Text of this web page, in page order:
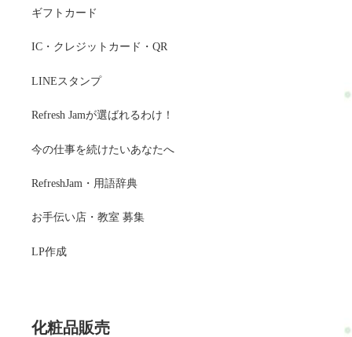
ギフトカード
IC・クレジットカード・QR
LINEスタンプ
Refresh Jamが選ばれるわけ！
今の仕事を続けたいあなたへ
RefreshJam・用語辞典
お手伝い店・教室 募集
LP作成
化粧品販売